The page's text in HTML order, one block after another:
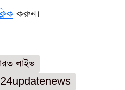
করুন।
লাইভ
24updatenews